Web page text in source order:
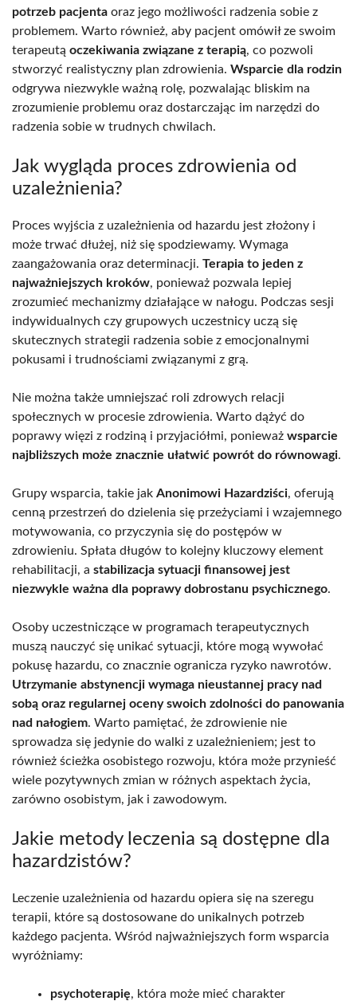
potrzeb pacjenta oraz jego możliwości radzenia sobie z
problemem. Warto również, aby pacjent omówił ze swoim
terapeutą oczekiwania związane z terapią, co pozwoli
stworzyć realistyczny plan zdrowienia. Wsparcie dla rodzin
odgrywa niezwykle ważną rolę, pozwalając bliskim na
zrozumienie problemu oraz dostarczając im narzędzi do
radzenia sobie w trudnych chwilach.
Jak wygląda proces zdrowienia od
uzależnienia?
Proces wyjścia z uzależnienia od hazardu jest złożony i
może trwać dłużej, niż się spodziewamy. Wymaga
zaangażowania oraz determinacji. Terapia to jeden z
najważniejszych kroków, ponieważ pozwala lepiej
zrozumieć mechanizmy działające w nałogu. Podczas sesji
indywidualnych czy grupowych uczestnicy uczą się
skutecznych strategii radzenia sobie z emocjonalnymi
pokusami i trudnościami związanymi z grą.
Nie można także umniejszać roli zdrowych relacji
społecznych w procesie zdrowienia. Warto dążyć do
poprawy więzi z rodziną i przyjaciółmi, ponieważ wsparcie
najbliższych może znacznie ułatwić powrót do równowagi.
Grupy wsparcia, takie jak Anonimowi Hazardziści, oferują
cenną przestrzeń do dzielenia się przeżyciami i wzajemnego
motywowania, co przyczynia się do postępów w
zdrowieniu. Spłata długów to kolejny kluczowy element
rehabilitacji, a stabilizacja sytuacji finansowej jest
niezwykle ważna dla poprawy dobrostanu psychicznego.
Osoby uczestniczące w programach terapeutycznych
muszą nauczyć się unikać sytuacji, które mogą wywołać
pokusę hazardu, co znacznie ogranicza ryzyko nawrotów.
Utrzymanie abstynencji wymaga nieustannej pracy nad
sobą oraz regularnej oceny swoich zdolności do panowania
nad nałogiem. Warto pamiętać, że zdrowienie nie
sprowadza się jedynie do walki z uzależnieniem; jest to
również ścieżka osobistego rozwoju, która może przynieść
wiele pozytywnych zmian w różnych aspektach życia,
zarówno osobistym, jak i zawodowym.
Jakie metody leczenia są dostępne dla
hazardzistów?
Leczenie uzależnienia od hazardu opiera się na szeregu
terapii, które są dostosowane do unikalnych potrzeb
każdego pacjenta. Wśród najważniejszych form wsparcia
wyróżniamy:
psychoterapię, która może mieć charakter